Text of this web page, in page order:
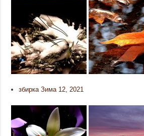
збирка Зима 12, 2021